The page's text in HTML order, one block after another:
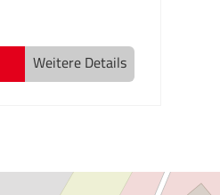
Weitere Details